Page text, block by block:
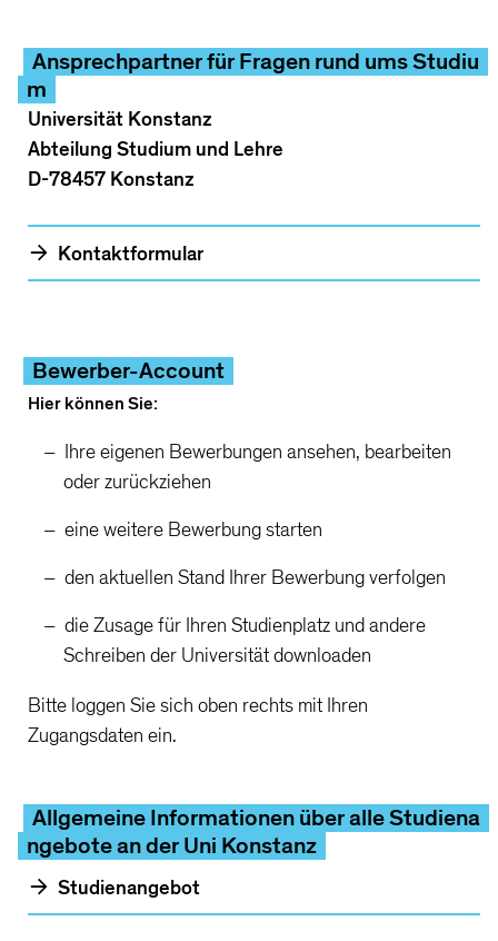
Ansprechpartner für Fragen rund ums Studiu
m
Universität Konstanz
Abteilung Studium und Lehre
D-78457 Konstanz
Kontaktformular
Bewerber-Account
Hier können Sie:
Ihre eigenen Bewerbungen ansehen, bearbeiten
oder zurückziehen
eine weitere Bewerbung starten
den aktuellen Stand Ihrer Bewerbung verfolgen
die Zusage für Ihren Studienplatz und andere
Schreiben der Universität downloaden
Bitte loggen Sie sich oben rechts mit Ihren
Zugangsdaten ein.
Allgemeine Informationen über alle Studiena
ngebote an der Uni Konstanz
Studienangebot